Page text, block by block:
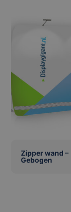
Zipper wand –
Gebogen